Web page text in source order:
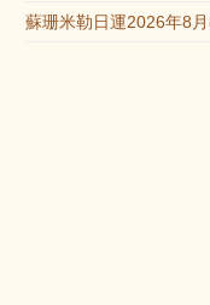
蘇珊米勒日運2026年8